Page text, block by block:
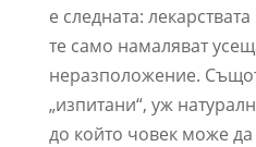
е следната:
те само намаляват
неразположение.
„изпитани“, уж
до който човек може да